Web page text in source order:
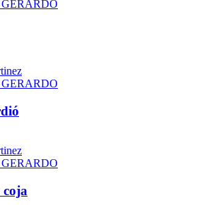
coja